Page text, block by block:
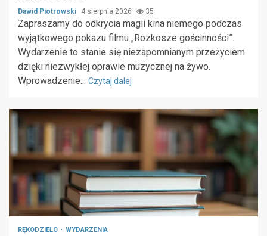
Dawid Piotrowski 4 sierpnia 2026 35
Zapraszamy do odkrycia magii kina niemego podczas
wyjątkowego pokazu filmu „Rozkosze gościnności”.
Wydarzenie to stanie się niezapomnianym przeżyciem
dzięki niezwykłej oprawie muzycznej na żywo.
Wprowadzenie... Czytaj dalej
RĘKODZIEŁO WYDARZENIA